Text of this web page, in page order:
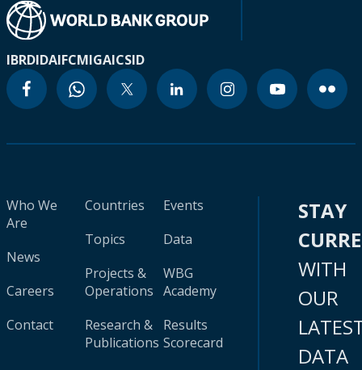
IBRDIDAIFCMIGAICSID
Who We
Are
News
Careers
Contact
Countries
Topics
Projects &
Operations
Research &
Publications
Events
Data
WBG
Academy
Results
Scorecard
STAY
WITH
OUR
DATA